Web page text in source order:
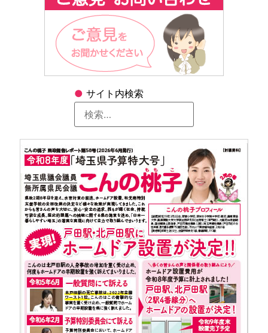
● サイト内検索